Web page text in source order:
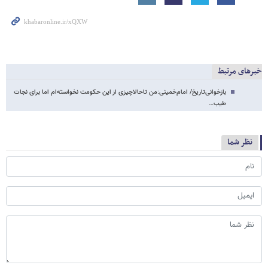
خبرهای مرتبط
بازخوانی‌تاریخ/ امام‌خمینی:من تاحالاچیزی از این حکومت نخواسته‌ام اما برای نجات
طیب…
نظر شما